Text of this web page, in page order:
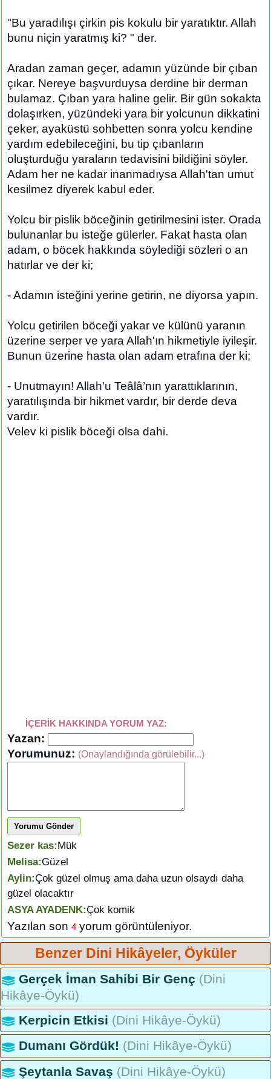
"Bu yaradılışı çirkin pis kokulu bir yaratıktır. Allah
bunu niçin yaratmış ki? " der.
Aradan zaman geçer, adamın yüzünde bir çıban
çıkar. Nereye başvurduysa derdine bir derman
bulamaz. Çıban yara haline gelir. Bir gün sokakta
dolaşırken, yüzündeki yara bir yolcunun dikkatini
çeker, ayaküstü sohbetten sonra yolcu kendine
yardım edebileceğini, bu tip çıbanların
oluşturduğu yaraların tedavisini bildiğini söyler.
Adam her ne kadar inanmadıysa Allah'tan umut
kesilmez diyerek kabul eder.
Yolcu bir pislik böceğinin getirilmesini ister. Orada
bulunanlar bu isteğe gülerler. Fakat hasta olan
adam, o böcek hakkında söylediği sözleri o an
hatırlar ve der ki;
- Adamın isteğini yerine getirin, ne diyorsa yapın.
Yolcu getirilen böceği yakar ve külünü yaranın
üzerine serper ve yara Allah'ın hikmetiyle iyileşir.
Bunun üzerine hasta olan adam etrafına der ki;
- Unutmayın! Allah'u Teâlâ’nın yarattıklarının,
yaratılışında bir hikmet vardır, bir derde deva
vardır.
Velev ki pislik böceği olsa dahi.
İÇERİK HAKKINDA YORUM YAZ:
Yazan:
Yorumunuz: (Onaylandığında görülebilir...)
Yorumu Gönder
Sezer kas:Mük
Melisa:Güzel
Aylin:Çok güzel olmuş ama daha uzun olsaydı daha
güzel olacaktır
ASYA AYADENK:Çok komik
Yazılan son 4 yorum görüntüleniyor.
Benzer Dini Hikâyeler, Öyküler
Gerçek İman Sahibi Bir Genç (Dini
Hikâye-Öykü)
Kerpicin Etkisi (Dini Hikâye-Öykü)
Dumanı Gördük! (Dini Hikâye-Öykü)
Şeytanla Savaş (Dini Hikâye-Öykü)